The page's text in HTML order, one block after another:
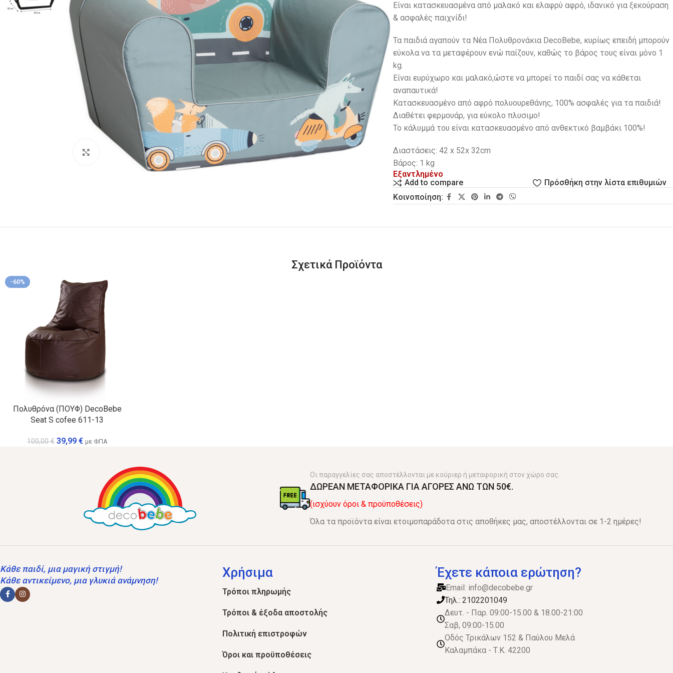
Κλικ για μεγέθυνση
Είναι κατασκευασμένα από μαλακό και ελαφρύ αφρό, ιδανικό για ξεκούραση
& ασφαλές παιχνίδι!
Τα παιδιά αγαπούν τα Νέα Πολυθρονάκια DecoBebe, κυρίως επειδή μπορούν
εύκολα να τα μεταφέρουν ενώ παίζουν, καθώς το βάρος τους είναι μόνο 1
kg.
Eίναι ευρύχωρο και μαλακό,ώστε να μπορεί το παιδί σας να κάθεται
αναπαυτικά!
Κατασκευασμένο από αφρό πολυουρεθάνης, 100% ασφαλές για τα παιδιά!
Διαθέτει φερμουάρ, για εύκολο πλυσιμο!
Το κάλυμμά του είναι κατασκευασμένο από ανθεκτικό βαμβάκι 100%!
Διαστάσεις: 42 x 52x 32cm
Βάρος: 1 kg
Εξαντλημένο
Add to compare
Πρόσθήκη στην λίστα επιθυμιών
Κοινοποίηση:
Σχετικά Προϊόντα
-60%
Πολυθρόνα (ΠΟΥΦ) DecoBebe
Seat S cofee 611-13
100,00€ 39,99 € με ΦΠΑ
Οι παραγγελίες σας αποστέλλονται με κούριερ ή μεταφορική στον χώρο σας.
ΔΩΡΕΑΝ ΜΕΤΑΦΟΡΙΚΑ ΓΙΑ ΑΓΟΡΕΣ ΑΝΩ ΤΩΝ 50€.
(ισχύουν όροι & προϋποθέσεις)
Όλα τα προϊόντα είναι ετοιμοπαράδοτα στις αποθήκες μας, αποστέλλονται σε 1-2 ημέρες!
Κάθε παιδί, μια μαγική στιγμή!
Κάθε αντικείμενο, μια γλυκιά ανάμνηση!
Χρήσιμα
Τρόποι πληρωμής
Τρόποι & έξοδα αποστολής
Πολιτική επιστροφών
Όροι και προϋποθέσεις
Έχετε κάποια ερώτηση?
Email: info@decobebe.gr
Τηλ.: 2102201049
Δευτ. - Παρ. 09:00-15.00 & 18.00-21:00
Σαβ, 09:00-15.00
Οδός Τρικάλων 152 & Παύλου Μελά
Καλαμπάκα - Τ.Κ. 42200